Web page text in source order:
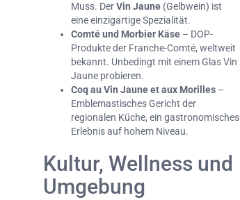
Muss. DerVin Jaune (Gelbwein) ist
eine einzigartige Spezialität.
Comté und Morbier Käse – DOP-
Produkte der Franche-Comté, weltweit
bekannt. Unbedingt mit einem Glas Vin
Jaune probieren.
Coq au Vin Jaune et aux Morilles –
Emblemastisches Gericht der
regionalen Küche, ein gastronomisches
Erlebnis auf hohem Niveau.
Kultur, Wellness und
Umgebung